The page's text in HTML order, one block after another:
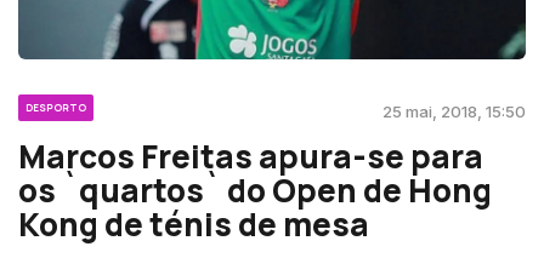
DESPORTO 25 mai, 2018, 15:50
Marcos Freitas apura-se para
os `quartos` do Open de Hong
Kong de ténis de mesa